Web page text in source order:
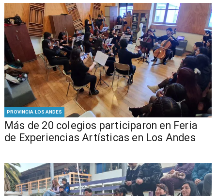
PROVINCIA LOS ANDES
Más de 20 colegios participaron en Feria
de Experiencias Artísticas en Los Andes